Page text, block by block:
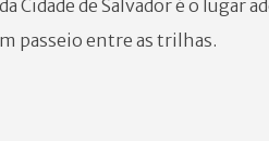
Cidade de Salvador é o lugar
passeio entre as trilhas.